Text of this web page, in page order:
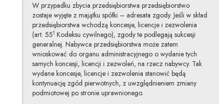
W przypadku zbycia przedsiębiorstwa przedsiębiorstwo
zostaje wyjęte z majątku spółki – adresata zgody. Jeśli w skład
przedsiębiorstwa wchodzą koncesje, licencje i zezwolenia
(art. 551 Kodeksu cywilnego), zgody te podlegają sukcesji
generalnej. Nabywca przedsiębiorstwa może zatem
wnioskować do organu administracyjnego o wydanie tych
samych koncesji, licencji i zezwoleń, na rzecz nabywcy. Tak
wydane koncesje, licencje i zezwolenia stanowić będą
kontynuację zgód pierwotnych, z uwzględnieniem zmiany
podmiotowej po stronie uprawnionego.